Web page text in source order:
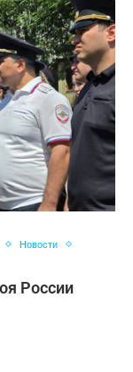
Новости
России